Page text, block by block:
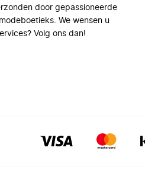
door gepassioneerde
We wensen u
Volg ons dan!